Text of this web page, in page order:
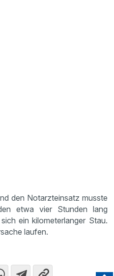
den Notarzteinsatz musste
etwa vier Stunden lang
ein kilometerlanger Stau.
laufen.